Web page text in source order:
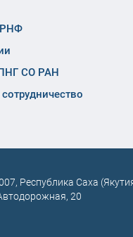
СО РАН
Республика Саха
20